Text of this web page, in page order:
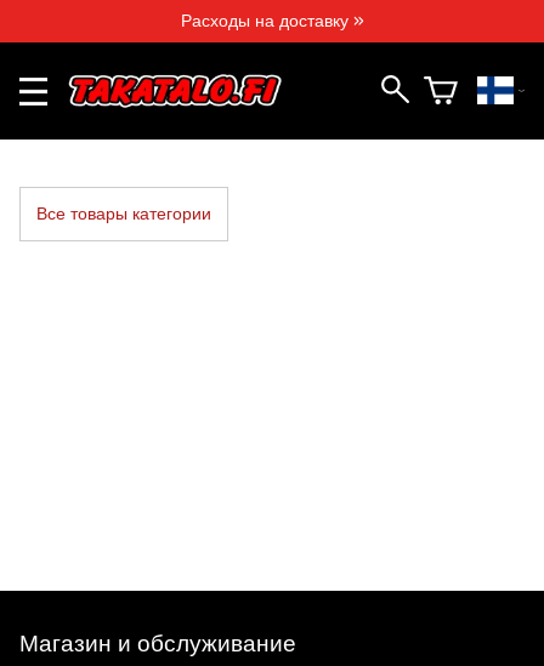
Расходы на доставку »
Все товары категории
Магазин и обслуживание